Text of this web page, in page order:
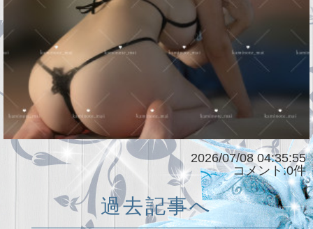
2026/07/08 04:35:55
コメント:0件
過去記事へ